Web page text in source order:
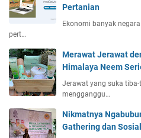
Pertanian
Ekonomi banyak
pert…
Merawat Jerawat
Himalaya Neem
Jerawat yang suka
mengganggu…
Nikmatnya
Gathering dan